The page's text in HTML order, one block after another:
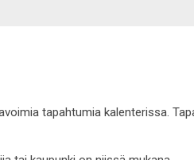
tapahtumia kalenterissa.